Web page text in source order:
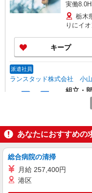
実働
通費実
栃木
りにイ
キープ
派遣社員
ランスタッド株式会社 小
組立・
時
間×21
10分圏内
キープ
派遣社員
ランスタッド株式会社 宇
あなたにおすすめの
総合病院の清掃
月給 257,400円
港区